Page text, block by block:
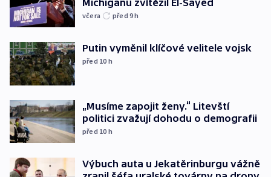
Michiganu zvítězil El-Sayed
včera před 9h
Putin vyměnil klíčové velitele vojsk
před 10 h
„Musíme zapojit ženy.“ Litevští
politici zvažují dohodu o demografii
před 10 h
Výbuch auta u Jekatěrinburgu vážně